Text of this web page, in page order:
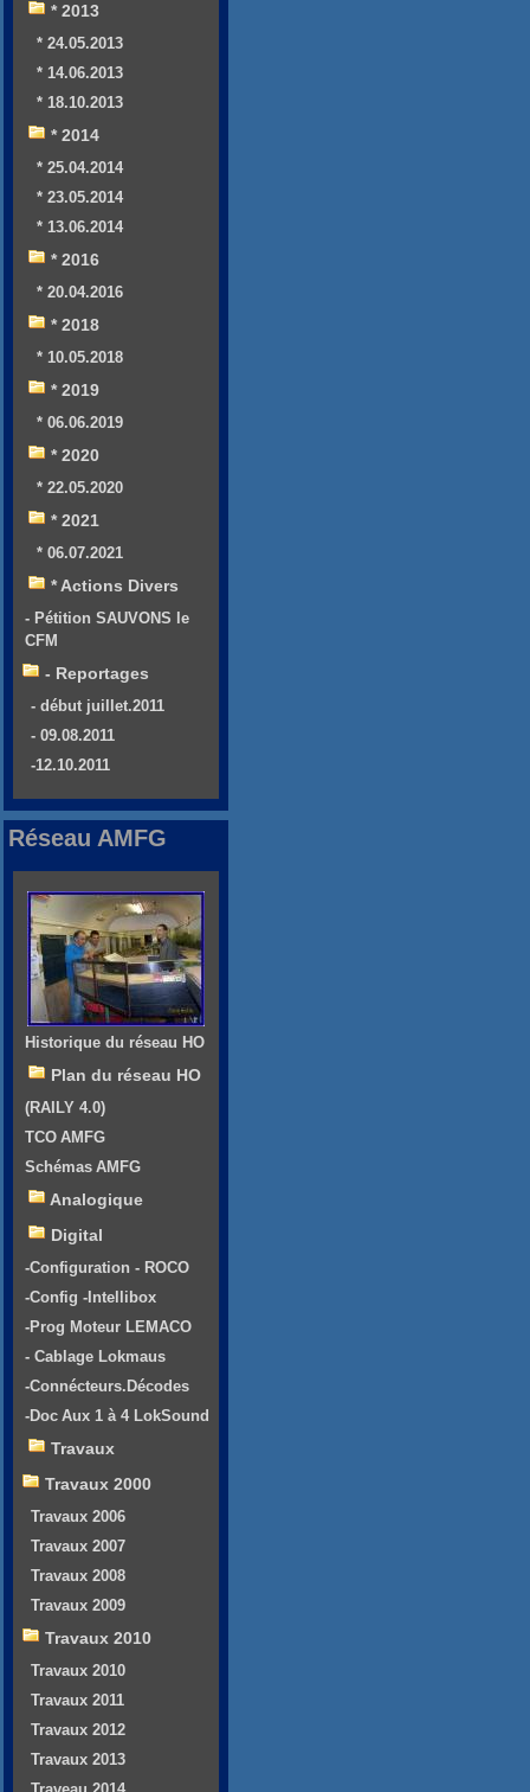
* 2013
* 24.05.2013
* 14.06.2013
* 18.10.2013
* 2014
* 25.04.2014
* 23.05.2014
* 13.06.2014
* 2016
* 20.04.2016
* 2018
* 10.05.2018
* 2019
* 06.06.2019
* 2020
* 22.05.2020
* 2021
* 06.07.2021
* Actions Divers
- Pétition SAUVONS le
CFM
- Reportages
- début juillet.2011
- 09.08.2011
-12.10.2011
Réseau AMFG
Historique du réseau HO
Plan du réseau HO
(RAILY 4.0)
TCO AMFG
Schémas AMFG
Analogique
Digital
-Configuration - ROCO
-Config -Intellibox
-Prog Moteur LEMACO
- Cablage Lokmaus
-Connécteurs.Décodes
-Doc Aux 1 à 4 LokSound
Travaux
Travaux 2000
Travaux 2006
Travaux 2007
Travaux 2008
Travaux 2009
Travaux 2010
Travaux 2010
Travaux 2011
Travaux 2012
Travaux 2013